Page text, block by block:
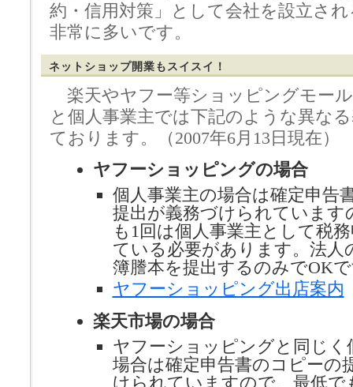
約・信用対策」として会社を設立さ
非常に多いです。
ネットショップ開業もスイスイ！
楽天やヤフー等ショッピングモー
と個人事業主では下記のような異な
ております。（2007年6月13日現在）
ヤフーショッピングの場合
個人事業主の場合は確定申告
提出が義務づけられています
も1回は個人事業主として税
ている必要があります。法人
簿謄本を提出するのみでOK
ヤフーショッピング出店案内
楽天市場の場合
ヤフーショッピングと同じく
場合は確定申告書のコピーの
けられていますので、最低で